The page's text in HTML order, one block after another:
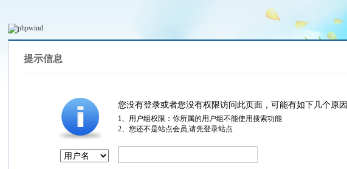
提示信息
您没有登录或者您没有权限访问此页面，可能有如下几个原因
1、用户组权限：你所属的用户组不能使用搜索功能
2、您还不是站点会员,请先登录站点